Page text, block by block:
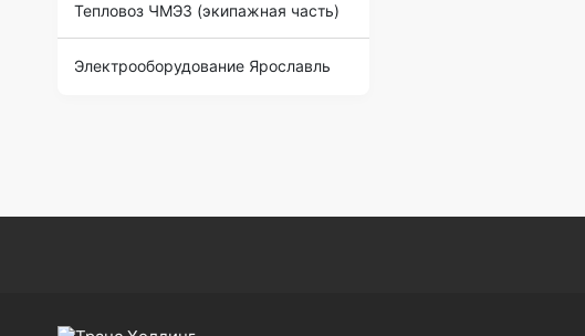
Тепловоз ЧМЭ3 (экипажная часть)
Электрооборудование Ярославль